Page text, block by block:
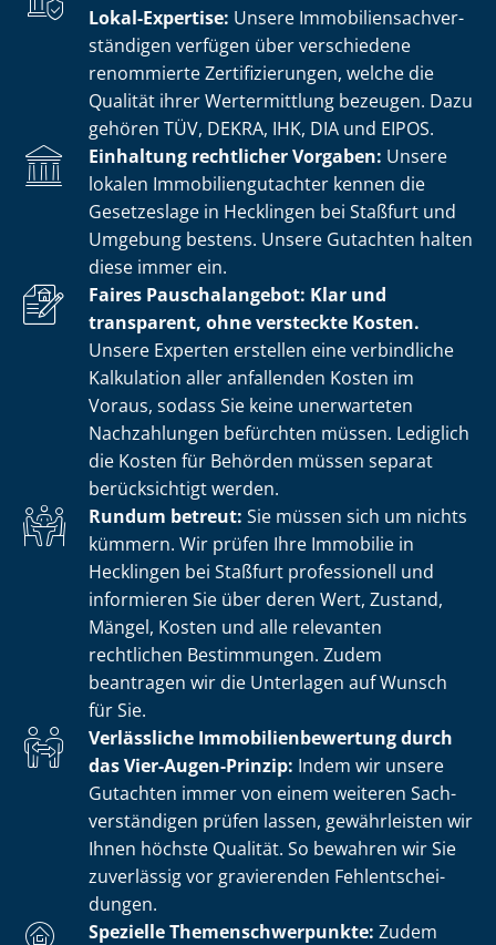
Lokal-Expertise: Unsere Im­mo­bi­li­en­sach­ver­
stän­di­gen verfügen über verschiedene
renommierte Zer­ti­fi­zie­run­gen, welche die
Qualität ihrer Wertermittlung bezeugen. Dazu
gehören TÜV, DEKRA, IHK, DIA und EIPOS.
Einhaltung rechtlicher Vorgaben: Unsere
lokalen Im­mo­bi­li­en­gut­ach­ter kennen die
Gesetzeslage in Hecklingen bei Staßfurt und
Umgebung bestens. Unsere Gutachten halten
diese immer ein.
Faires Pauschalangebot: Klar und
transparent, ohne versteckte Kosten.
Unsere Experten erstellen eine verbindliche
Kalkulation aller anfallenden Kosten im
Voraus, sodass Sie keine unerwarteten
Nachzahlungen befürchten müssen. Lediglich
die Kosten für Behörden müssen separat
berücksichtigt werden.
Rundum betreut: Sie müssen sich um nichts
kümmern. Wir prüfen Ihre Immobilie in
Hecklingen bei Staßfurt professionell und
informieren Sie über deren Wert, Zustand,
Mängel, Kosten und alle relevanten
rechtlichen Bestimmungen. Zudem
beantragen wir die Unterlagen auf Wunsch
für Sie.
Verlässliche Im­mo­bi­li­en­be­wer­tung durch
das Vier-Augen-Prinzip: Indem wir unsere
Gutachten immer von einem weiteren Sach­
ver­stän­di­gen prüfen lassen, gewährleisten wir
Ihnen höchste Qualität. So bewahren wir Sie
zuverlässig vor gravierenden Fehl­ent­schei­
dun­gen.
Spezielle The­men­schwer­punk­te: Zudem